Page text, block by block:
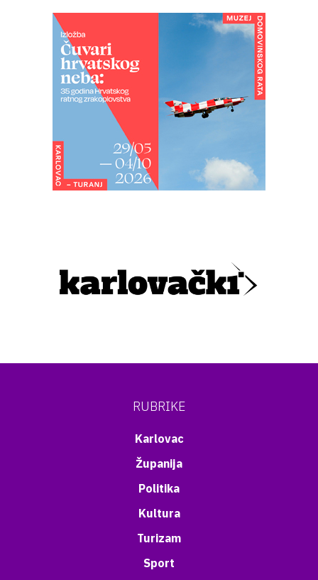
RUBRIKE
Karlovac
Županija
Politika
Kultura
Turizam
Sport